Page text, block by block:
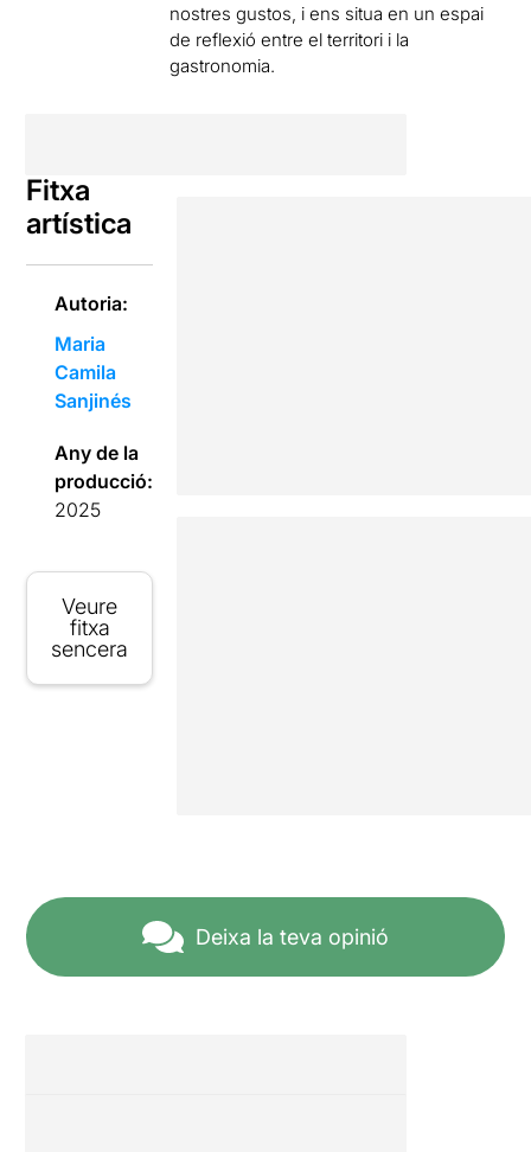
nostres gustos, i ens situa en un espai
de reflexió entre el territori i la
gastronomia.
Fitxa
artística
Autoria:
Maria
Camila
Sanjinés
Any de la
producció:
2025
Veure
fitxa
sencera
Deixa la teva opinió